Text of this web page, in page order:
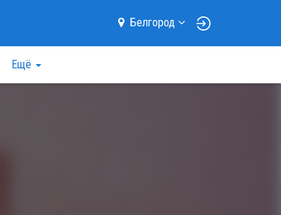
Белгород
Ещё